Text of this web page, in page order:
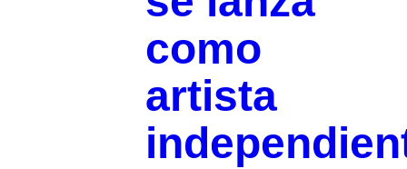
como
artista